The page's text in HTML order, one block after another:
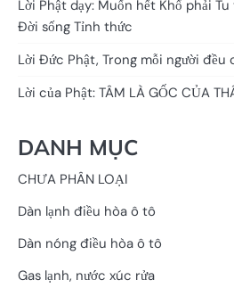
Lời Phật dạy: Muốn hết Khổ phải
Đời sống Tỉnh thức
Lời Đức Phật, Trong mỗi người
Lời của Phật: TÂM LÀ GỐC CỦA
DANH MỤC
CHƯA PHÂN LOẠI
Dàn lạnh điều hòa ô tô
Dàn nóng điều hòa ô tô
Gas lạnh, nước xúc rửa